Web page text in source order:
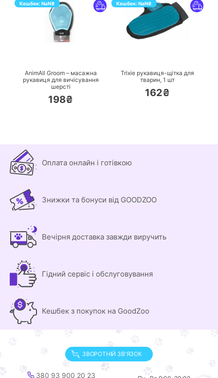
Кешбек:NaN₴
AnimAll Groom – масажна
рукавиця для вичісування
шерсті
198₴
Кешбек:NaN₴
Trixie рукавиця-щітка для
тварин, 1 шт
162₴
Оплата онлайн і готівкою
Знижки та бонуси від GOODZOO
Вечірня доставка завжди виручить
Гідний сервіс і обслуговування
Кешбек з покупок на GoodZoo
ЗВОРОТНІЙ ЗВ'ЯЗОК
380 93 900 20 23